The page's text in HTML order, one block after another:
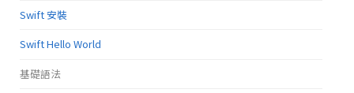
Swift 安裝
Swift Hello World
基礎語法